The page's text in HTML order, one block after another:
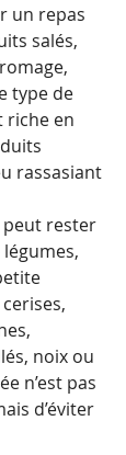
un repas
salés,
type de
riche en
rassasiant
peut rester
noix ou
n’est pas
d’éviter